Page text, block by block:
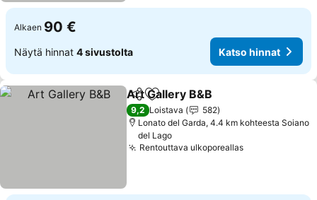
Alkaen 90 €
Näytä hinnat 4 sivustolta Katso hinnat
Jaa Lisää suosikkeihin
Art Gallery B&B
9,2 Loistava
582
Lonato del Garda, 4.4 km kohteesta Soiano
del Lago
Rentouttava ulkoporeallasKatso hinnat